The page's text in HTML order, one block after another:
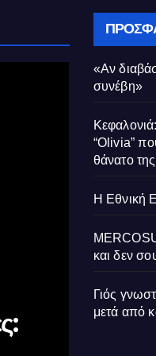
ΒΙΟΓΡΑΦΊΕΣ
Σαν
«Αν
συνέβη»
“Olivia”
θάνατο
Η Εθνική
και δεν
Γιός
μετά από